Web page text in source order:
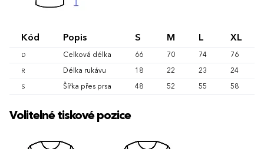
Kód Popis S M L XL
D Celková délka 66 70 74 76
R Délka rukávu 18 22 23 24
S Šířka přes prsa 48 52 55 58
Volitelné tiskové pozice